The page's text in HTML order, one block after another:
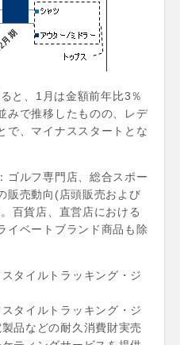
と、1月は金額前年比3％
みで推移したものの、レデ
で、マイナススタートとな
ルフ専門店、総合スポー
販売動向(店頭販売および
百貨店、直営店における
イベートブランド商品も除
タイルトラッキング・ジ
タイルトラッキング・ジ
品などの耐久消費財実売